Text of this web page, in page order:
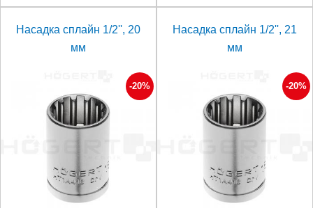
Насадка сплайн 1/2'', 20
мм
-20%
Насадка сплайн 1/2'', 21
мм
-20%